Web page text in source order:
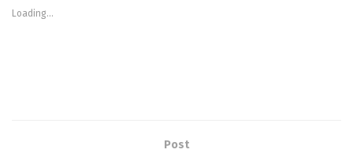
Loading...
Post